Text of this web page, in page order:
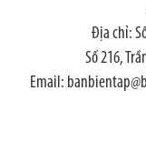
Địa chỉ:
Số 216,
Email: